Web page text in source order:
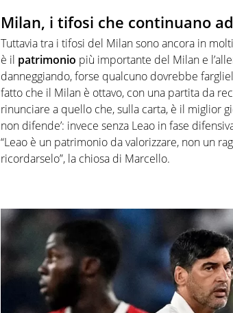
Milan, i tifosi che continuano
Tuttavia tra i tifosi del Milan sono ancora in
è il patrimonio più importante del Milan e
danneggiando, forse qualcuno dovrebbe
fatto che il Milan è ottavo, con una partita da
rinunciare a quello che, sulla carta, è il miglior
non difende’: invece senza Leao in fase
“Leao è un patrimonio da valorizzare, non un
ricordarselo”, la chiosa di Marcello.